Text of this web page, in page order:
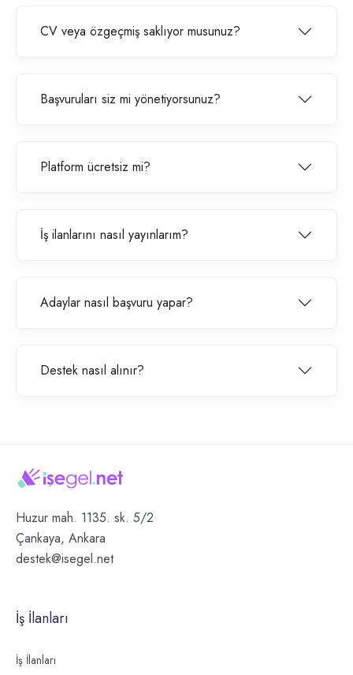
CV veya özgeçmiş saklıyor musunuz?
Başvuruları siz mi yönetiyorsunuz?
Platform ücretsiz mi?
İş ilanlarını nasıl yayınlarım?
Adaylar nasıl başvuru yapar?
Destek nasıl alınır?
Huzur mah. 1135. sk. 5/2
Çankaya, Ankara
destek@isegel.net
İş İlanları
İş İlanları